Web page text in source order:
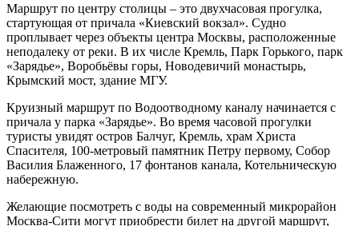
Маршрут по центру столицы – это двухчасовая прогулка,
стартующая от причала «Киевский вокзал». Судно
проплывает через объекты центра Москвы, расположенные
неподалеку от реки. В их числе Кремль, Парк Горького, парк
«Зарядье», Воробьёвы горы, Новодевичий монастырь,
Крымский мост, здание МГУ.
Круизный маршрут по Водоотводному каналу начинается с
причала у парка «Зарядье». Во время часовой прогулки
туристы увидят остров Балчуг, Кремль, храм Христа
Спасителя, 100-метровый памятник Петру первому, Собор
Василия Блаженного, 17 фонтанов канала, Котельническую
набережную.
Желающие посмотреть с воды на современный микрорайон
Москва-Сити могут приобрести билет на другой маршрут,